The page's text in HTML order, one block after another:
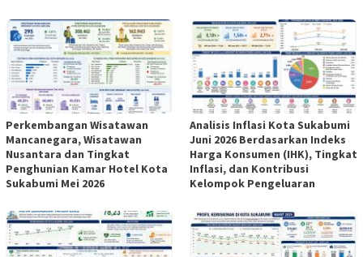
Perkembangan Wisatawan
Mancanegara, Wisatawan
Nusantara dan Tingkat
Penghunian Kamar Hotel Kota
Sukabumi Mei 2026
Analisis Inflasi Kota Sukabumi
Juni 2026 Berdasarkan Indeks
Harga Konsumen (IHK), Tingkat
Inflasi, dan Kontribusi
Kelompok Pengeluaran